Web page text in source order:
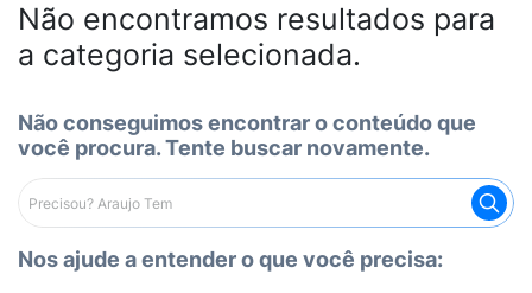
Não encontramos resultados para
a categoria selecionada.
Não conseguimos encontrar o conteúdo que
você procura. Tente buscar novamente.
Nos ajude a entender o que você precisa: